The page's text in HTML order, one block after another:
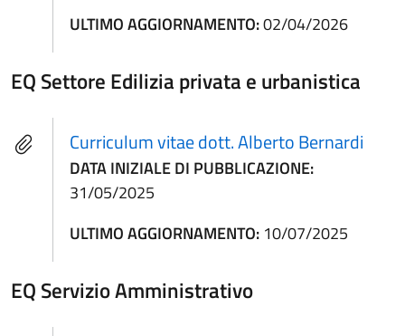
ULTIMO AGGIORNAMENTO:02/04/2026
EQ Settore Edilizia privata e urbanistica
Curriculum vitae dott. Alberto Bernardi
DATA INIZIALE DI PUBBLICAZIONE:
31/05/2025
ULTIMO AGGIORNAMENTO: 10/07/2025
EQ Servizio Amministrativo